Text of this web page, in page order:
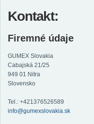
Kontakt:
Firemné údaje
GUMEX Slovakia
Cabajská 21/25
949 01 Nitra
Slovensko
Tel.: +421376526589
info@gumexslovakia.sk